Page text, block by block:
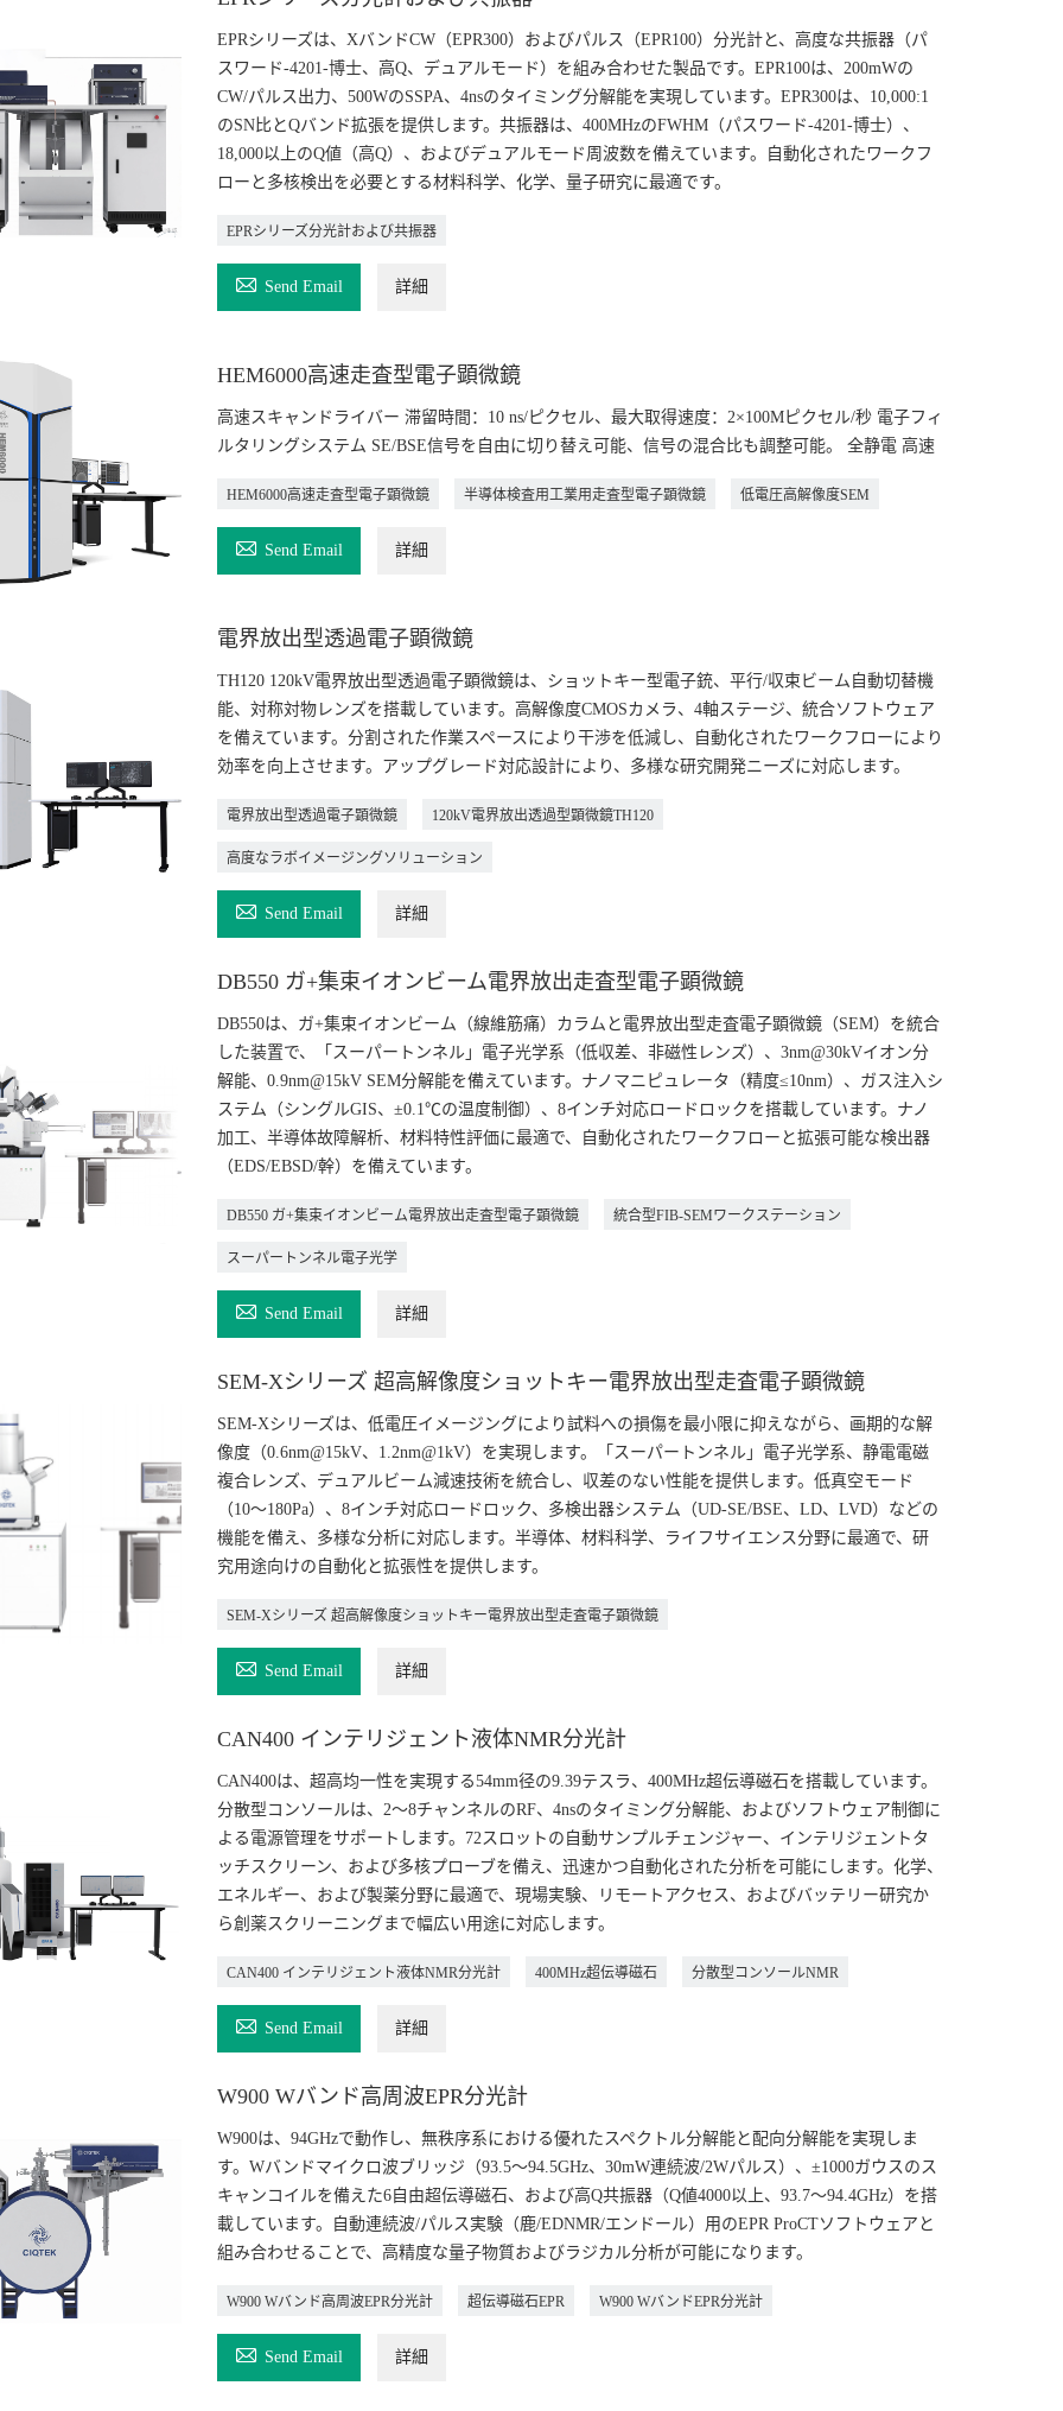
EPRシリーズは、XバンドCW（EPR300）およびパルス（EPR100）分光計と、高度な共振器（パ
スワード-4201-博士、高Q、デュアルモード）を組み合わせた製品です。EPR100は、200mWの
CW/パルス出力、500WのSSPA、4nsのタイミング分解能を実現しています。EPR300は、10,000:1
のSN比とQバンド拡張を提供します。共振器は、400MHzのFWHM（パスワード-4201-博士）、
18,000以上のQ値（高Q）、およびデュアルモード周波数を備えています。自動化されたワークフ
ローと多核検出を必要とする材料科学、化学、量子研究に最適です。
EPRシリーズ分光計および共振器
 Send Email 詳細
HEM6000高速走査型電子顕微鏡
高速スキャンドライバー 滞留時間：10 ns/ピクセル、最大取得速度：2×100Mピクセル/秒 電子フィ
ルタリングシステム SE/BSE信号を自由に切り替え可能、信号の混合比も調整可能。 全静電 高速
HEM6000高速走査型電子顕微鏡 半導体検査用工業用走査型電子顕微鏡 低電圧高解像度SEM
 Send Email 詳細
電界放出型透過電子顕微鏡
TH120 120kV電界放出型透過電子顕微鏡は、ショットキー型電子銃、平行/収束ビーム自動切替機
能、対称対物レンズを搭載しています。高解像度CMOSカメラ、4軸ステージ、統合ソフトウェア
を備えています。分割された作業スペースにより干渉を低減し、自動化されたワークフローにより
効率を向上させます。アップグレード対応設計により、多様な研究開発ニーズに対応します。
電界放出型透過電子顕微鏡 120kV電界放出透過型顕微鏡TH120
高度なラボイメージングソリューション
 Send Email 詳細
DB550 ガ+集束イオンビーム電界放出走査型電子顕微鏡
DB550は、ガ+集束イオンビーム（線維筋痛）カラムと電界放出型走査電子顕微鏡（SEM）を統合
した装置で、「スーパートンネル」電子光学系（低収差、非磁性レンズ）、3nm@30kVイオン分
解能、0.9nm@15kV SEM分解能を備えています。ナノマニピュレータ（精度≤10nm）、ガス注入シ
ステム（シングルGIS、±0.1℃の温度制御）、8インチ対応ロードロックを搭載しています。ナノ
加工、半導体故障解析、材料特性評価に最適で、自動化されたワークフローと拡張可能な検出器
（EDS/EBSD/幹）を備えています。
DB550 ガ+集束イオンビーム電界放出走査型電子顕微鏡 統合型FIB-SEMワークステーション
スーパートンネル電子光学
 Send Email 詳細
SEM-Xシリーズ 超高解像度ショットキー電界放出型走査電子顕微鏡
SEM-Xシリーズは、低電圧イメージングにより試料への損傷を最小限に抑えながら、画期的な解
像度（0.6nm@15kV、1.2nm@1kV）を実現します。「スーパートンネル」電子光学系、静電電磁
複合レンズ、デュアルビーム減速技術を統合し、収差のない性能を提供します。低真空モード
（10～180Pa）、8インチ対応ロードロック、多検出器システム（UD-SE/BSE、LD、LVD）などの
機能を備え、多様な分析に対応します。半導体、材料科学、ライフサイエンス分野に最適で、研
究用途向けの自動化と拡張性を提供します。
SEM-Xシリーズ 超高解像度ショットキー電界放出型走査電子顕微鏡
 Send Email 詳細
CAN400 インテリジェント液体NMR分光計
CAN400は、超高均一性を実現する54mm径の9.39テスラ、400MHz超伝導磁石を搭載しています。
分散型コンソールは、2～8チャンネルのRF、4nsのタイミング分解能、およびソフトウェア制御に
よる電源管理をサポートします。72スロットの自動サンプルチェンジャー、インテリジェントタ
ッチスクリーン、および多核プローブを備え、迅速かつ自動化された分析を可能にします。化学、
エネルギー、および製薬分野に最適で、現場実験、リモートアクセス、およびバッテリー研究か
ら創薬スクリーニングまで幅広い用途に対応します。
CAN400 インテリジェント液体NMR分光計 400MHz超伝導磁石 分散型コンソールNMR
 Send Email 詳細
W900 Wバンド高周波EPR分光計
W900は、94GHzで動作し、無秩序系における優れたスペクトル分解能と配向分解能を実現しま
す。Wバンドマイクロ波ブリッジ（93.5～94.5GHz、30mW連続波/2Wパルス）、±1000ガウスのス
キャンコイルを備えた6自由超伝導磁石、および高Q共振器（Q値4000以上、93.7～94.4GHz）を搭
載しています。自動連続波/パルス実験（鹿/EDNMR/エンドール）用のEPR ProCTソフトウェアと
組み合わせることで、高精度な量子物質およびラジカル分析が可能になります。
W900 Wバンド高周波EPR分光計 超伝導磁石EPR W900 WバンドEPR分光計
 Send Email 詳細